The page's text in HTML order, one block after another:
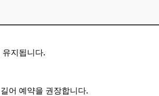
유지됩니다.
어 예약을 권장합니다.